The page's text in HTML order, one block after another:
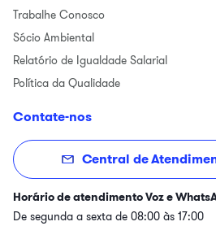
Trabalhe Conosco
Sócio Ambiental
Relatório de Igualdade Salarial
Política da Qualidade
Contate-nos
Central de
Horário de atendimento Voz e
De segunda a sexta de 08:00 às 17:00